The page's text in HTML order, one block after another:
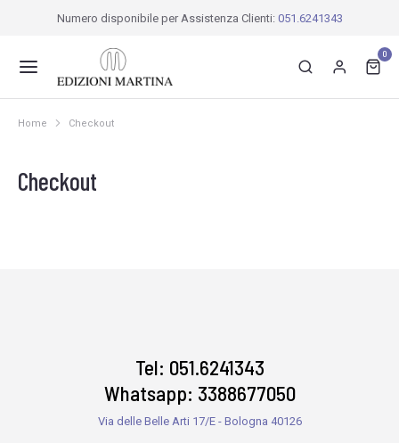
Numero disponibile per Assistenza Clienti: 051.6241343
0
Checkout
Tu sei qui:
Home Checkout
Tel: 051.6241343
Whatsapp: 3388677050
Via delle Belle Arti 17/E - Bologna 40126